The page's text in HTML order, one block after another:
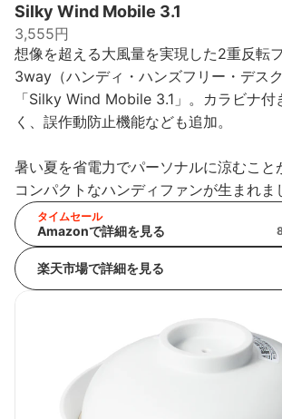
Silky Wind Mobile 3.1
3,555円
想像を超える大風量を実現した2重反転
3way（ハンディ・ハンズフリー・デス
「Silky Wind Mobile 3.1」。カラビナ付
く、誤作動防止機能なども追加。
暑い夏を省電力でパーソナルに涼むこと
コンパクトなハンディファンが生まれま
タイムセール
Amazonで詳細を見る
楽天市場で詳細を見る